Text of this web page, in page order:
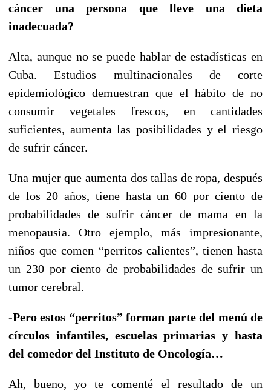
cáncer una persona que lleve una dieta
inadecuada?
Alta, aunque no se puede hablar de estadísticas en
Cuba. Estudios multinacionales de corte
epidemiológico demuestran que el hábito de no
consumir vegetales frescos, en cantidades
suficientes, aumenta las posibilidades y el riesgo
de sufrir cáncer.
Una mujer que aumenta dos tallas de ropa, después
de los 20 años, tiene hasta un 60 por ciento de
probabilidades de sufrir cáncer de mama en la
menopausia. Otro ejemplo, más impresionante,
niños que comen “perritos calientes”, tienen hasta
un 230 por ciento de probabilidades de sufrir un
tumor cerebral.
-Pero estos “perritos” forman parte del menú de
círculos infantiles, escuelas primarias y hasta
del comedor del Instituto de Oncología…
Ah, bueno, yo te comenté el resultado de un